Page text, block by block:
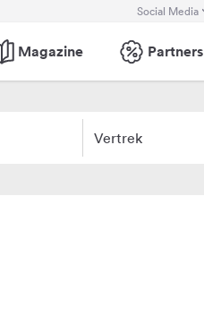
Social Media
Magazine Partners
Vertrek